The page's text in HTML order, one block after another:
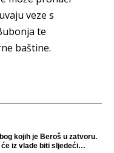
veze s
te
baštine.
kojih je Beroš u zatvoru.
iz vlade biti sljedeći